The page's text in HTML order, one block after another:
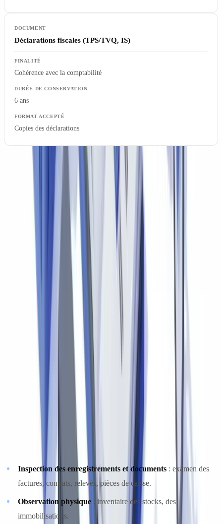
Déclarations fiscales (TPS/TVQ, IS)
Cohérence avec la comptabilité
6 ans
Copies des déclarations
pendant au minimum 6 ans à compter de la fin de l'année
Normes d'audit canadiennes et vérification des
pièces justificatives
Les auditeurs au Canada appliquent les Normes canadiennes d'audit
(NCA), harmonisées avec les normes internationales d'audit (ISA).
Les NCA sont publiées par le Conseil des normes d'audit et de
certification (CNAC) de CPA Canada.
NCA 500 : éléments probants
Inspection des enregistrements et documents : examen des
factures, contrats, relevés, pièces de caisse.
Observation physique : inventaire des stocks, des
immobilisations.